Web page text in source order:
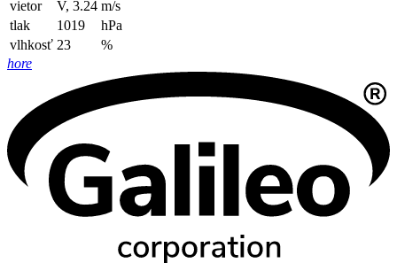
vietor
V, 3.24 m/s
tlak
1019
hPa
vlhkosť 23
%
hore